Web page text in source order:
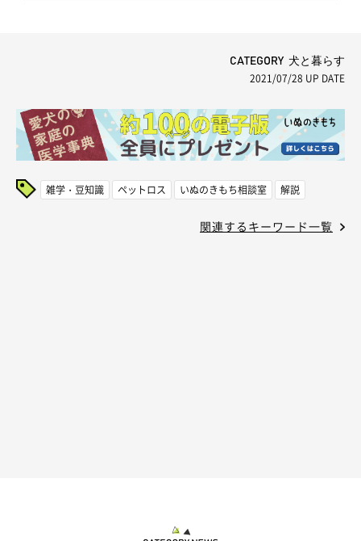
CATEGORY 犬と暮らす
2021/07/28 UP DATE
雑学・豆知識 ペットロス いぬのきもち相談室 解説
関連するキーワード一覧